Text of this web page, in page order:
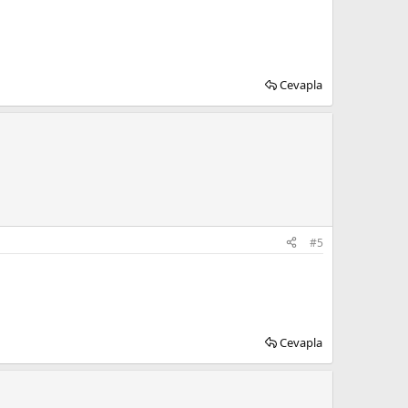
Cevapla
#5
Cevapla